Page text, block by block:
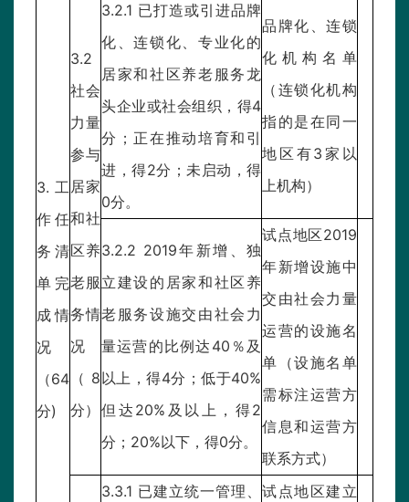
3.工
作任
务清
单完
成情
况
（64
分)
3.2
社会
力量
参与
居家
和社
区养
老服
务情
况
（8
分）
3.2.1 已打造或引进品牌
化、连锁化、专业化的
居家和社区养老服务龙
头企业或社会组织，得4
分；正在推动培育和引
进，得2分；未启动，得
0分。
品牌化、连锁
化机构名单
（连锁化机构
指的是在同一
地区有3家以
上机构）
3.2.2 2019年新增、独
立建设的居家和社区养
老服务设施交由社会力
量运营的比例达40％及
以上，得4分；低于40%
但达20%及以上，得2
分；20%以下，得0分。
试点地区2019
年新增设施中
交由社会力量
运营的设施名
单（设施名单
需标注运营方
信息和运营方
联系方式）
3.3.1 已建立统一管理、 试点地区建立